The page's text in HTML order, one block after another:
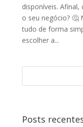
disponíveis.
o seu negócio? 🤔
tudo de forma
escolher a...
Posts